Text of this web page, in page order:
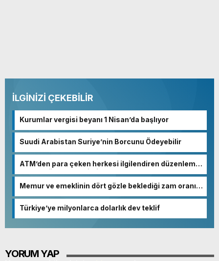
İLGİNİZİ ÇEKEBİLİR
Kurumlar vergisi beyanı 1 Nisan’da başlıyor
Suudi Arabistan Suriye’nin Borcunu Ödeyebilir
ATM’den para çeken herkesi ilgilendiren düzenleme!
Sayılar tümden değişti
Memur ve emeklinin dört gözle beklediği zam oranı
Türkiye’ye milyonlarca dolarlık dev teklif
YORUM YAP